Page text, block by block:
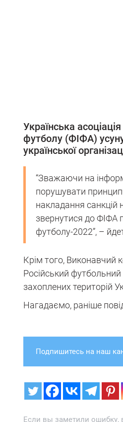
Українська
футболу (ФІФА)
української
“Зважаючи на
порушувати
накладання санкцій
звернутися до ФІФА
футболу-2022”, –
Крім того, Виконавчий
Російський футбольний
захоплених територій
Нагадаємо, раніше
Подпишитесь на наш
Если вы заметили ошибку,